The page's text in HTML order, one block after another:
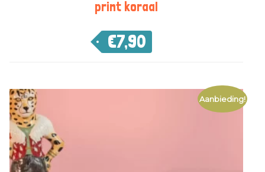
print koraal
€7,90
Aanbieding!